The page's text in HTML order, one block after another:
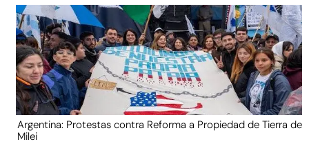
Argentina: Protestas contra Reforma a Propiedad de Tierra de
Milei